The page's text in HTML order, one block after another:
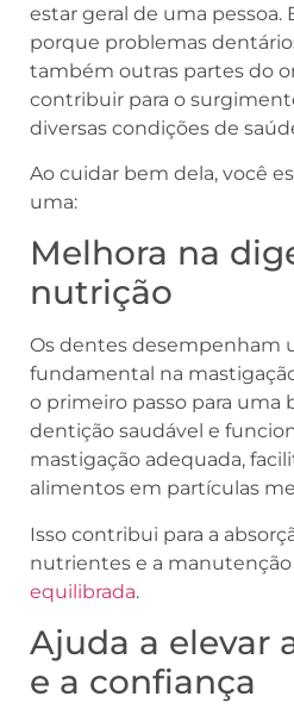
estar geral de uma pessoa.
porque problemas
também outras partes do
contribuir para o
diversas condições de
Ao cuidar bem dela, você
uma:
Melhora na
nutrição
Os dentes desempenham
fundamental na
o primeiro passo para uma
dentição saudável e
mastigação adequada,
alimentos em partículas
Isso contribui para a
nutrientes e a
equilibrada.
Ajuda a elevar
e a confiança